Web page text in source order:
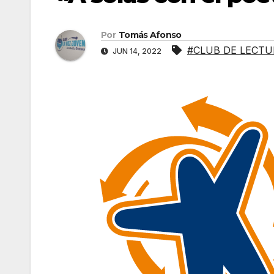
Por Tomás Afonso
JUN 14, 2022 #CLUB DE